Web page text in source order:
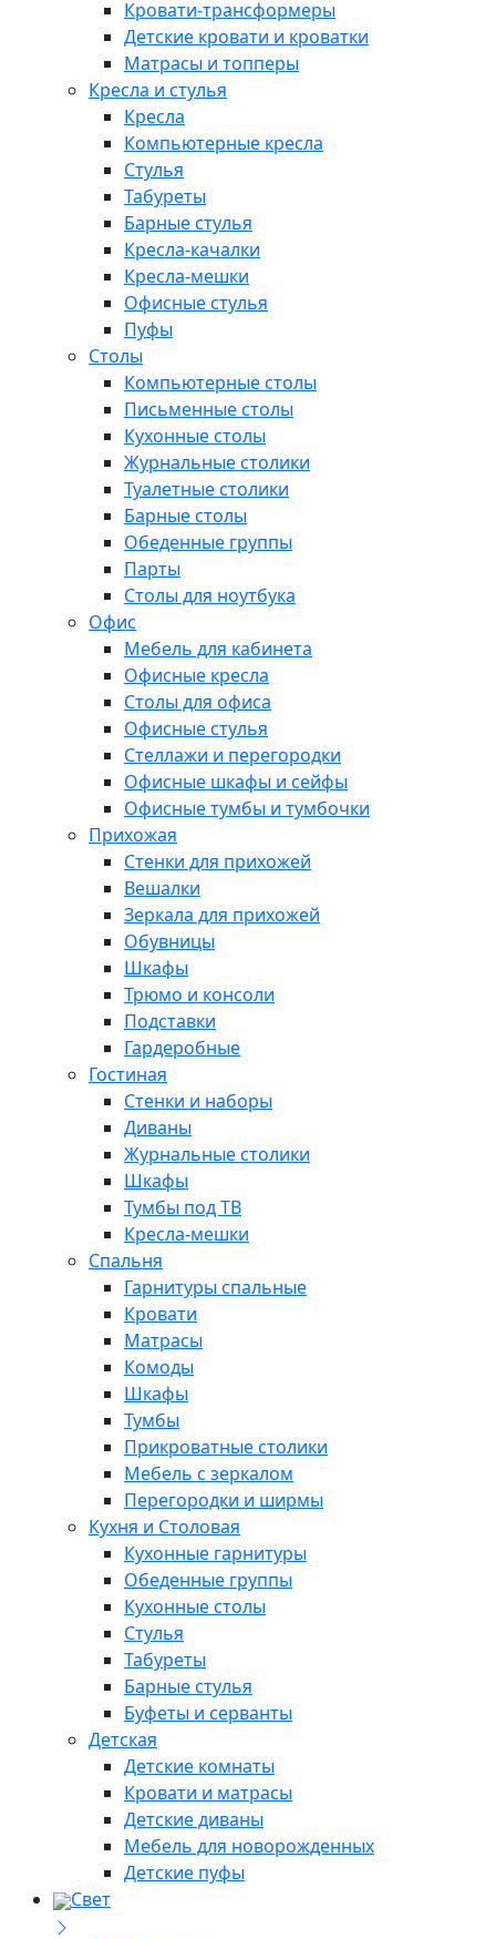
Кровати-трансформеры
Детские кровати и кроватки
Матрасы и топперы
Кресла и стулья
Кресла
Компьютерные кресла
Стулья
Табуреты
Барные стулья
Кресла-качалки
Кресла-мешки
Офисные стулья
Пуфы
Столы
Компьютерные столы
Письменные столы
Кухонные столы
Журнальные столики
Туалетные столики
Барные столы
Обеденные группы
Парты
Столы для ноутбука
Офис
Мебель для кабинета
Офисные кресла
Столы для офиса
Офисные стулья
Стеллажи и перегородки
Офисные шкафы и сейфы
Офисные тумбы и тумбочки
Прихожая
Стенки для прихожей
Вешалки
Зеркала для прихожей
Обувницы
Шкафы
Трюмо и консоли
Подставки
Гардеробные
Гостиная
Стенки и наборы
Диваны
Журнальные столики
Шкафы
Тумбы под ТВ
Кресла-мешки
Спальня
Гарнитуры спальные
Кровати
Матрасы
Комоды
Шкафы
Тумбы
Прикроватные столики
Мебель с зеркалом
Перегородки и ширмы
Кухня и Столовая
Кухонные гарнитуры
Обеденные группы
Кухонные столы
Стулья
Табуреты
Барные стулья
Буфеты и серванты
Детская
Детские комнаты
Кровати и матрасы
Детские диваны
Мебель для новорожденных
Детские пуфы
Свет